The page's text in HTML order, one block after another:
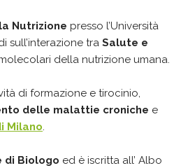
Nutrizione presso l’Università
sull’interazione tra Salute e
della nutrizione umana.
di formazione e tirocinio,
delle malattie croniche e
Milano.
di Biologo ed è iscritta all’ Albo